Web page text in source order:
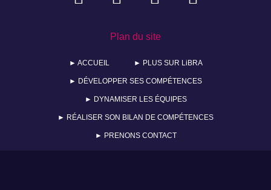
Plan du site
► ACCUEIL ► PLUS SUR LiBRA
► DÉVELOPPER SES COMPÉTENCES
► DYNAMISER LES ÉQUIPES
► RÉALISER SON BILAN DE COMPÉTENCES
► PRENONS CONTACT